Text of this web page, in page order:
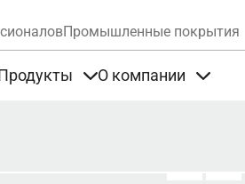
Промышленные покрытия
О компании